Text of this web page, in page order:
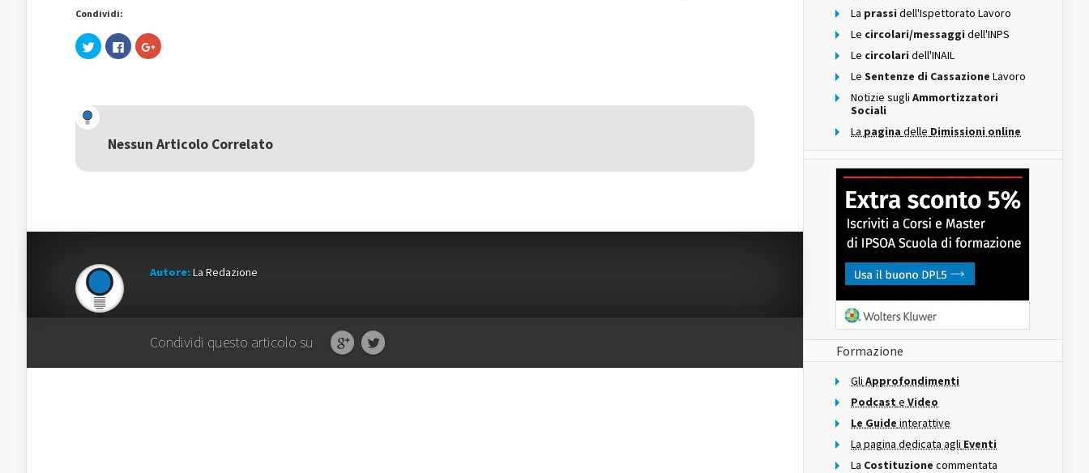
Condividi:
Fai
clic
(Si
apre
una
nuova
Fai
clic
nuova
finestra)
Fai
clic
una
nuova
Nessun Articolo Correlato
Autore:La Redazione
Condividi questo articolo su
La prassi dell'Ispettorato Lavoro
Le circolari/messaggi dell'INPS
Le circolari dell'INAIL
Le Sentenze di Cassazione Lavoro
Notizie sugli Ammortizzatori
Sociali
La pagina delle Dimissioni online
Formazione
Gli Approfondimenti
Podcast e Video
Le Guide interattive
La pagina dedicata agli Eventi
La Costituzione commentata